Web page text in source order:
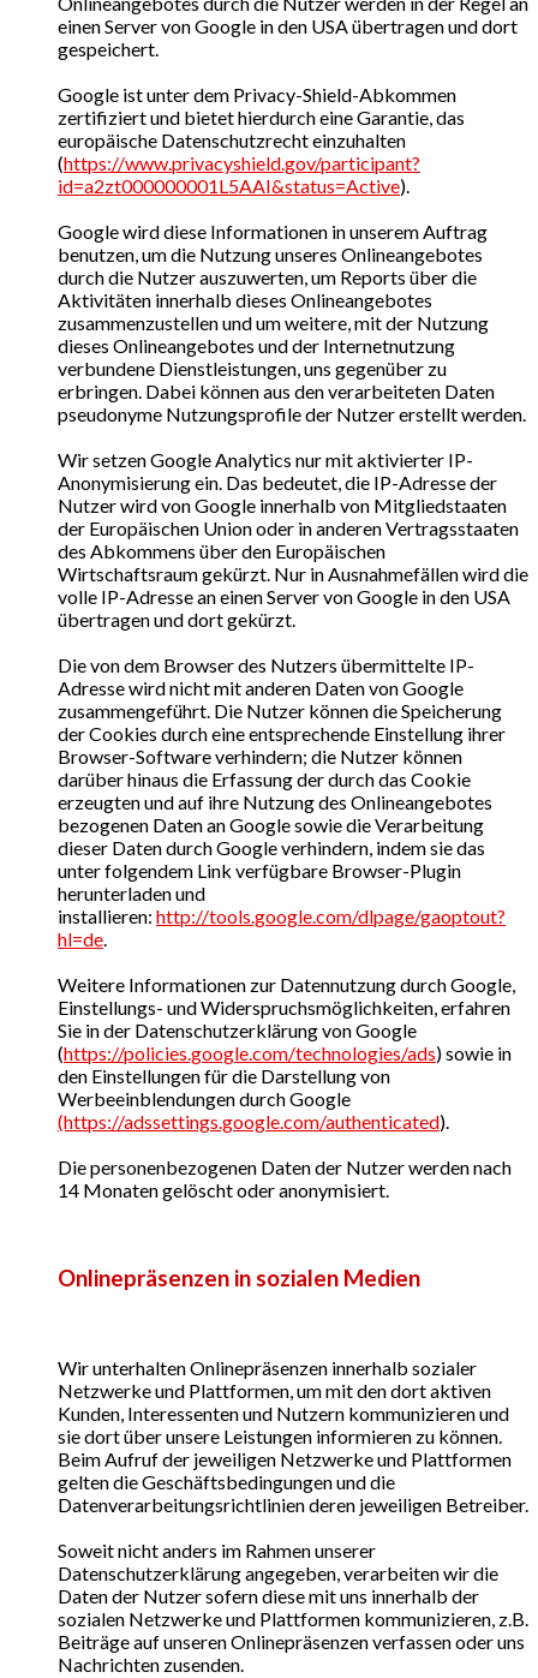
einen Server von Google in den USA übertragen und dort
gespeichert.
Google ist unter dem Privacy-Shield-Abkommen
zertifiziert und bietet hierdurch eine Garantie, das
europäische Datenschutzrecht einzuhalten
(https://www.privacyshield.gov/participant?
id=a2zt000000001L5AAI&status=Active).
Google wird diese Informationen in unserem Auftrag
benutzen, um die Nutzung unseres Onlineangebotes
durch die Nutzer auszuwerten, um Reports über die
Aktivitäten innerhalb dieses Onlineangebotes
zusammenzustellen und um weitere, mit der Nutzung
dieses Onlineangebotes und der Internetnutzung
verbundene Dienstleistungen, uns gegenüber zu
erbringen. Dabei können aus den verarbeiteten Daten
pseudonyme Nutzungsprofile der Nutzer erstellt werden.
Wir setzen Google Analytics nur mit aktivierter IP-
Anonymisierung ein. Das bedeutet, die IP-Adresse der
Nutzer wird von Google innerhalb von Mitgliedstaaten
der Europäischen Union oder in anderen Vertragsstaaten
des Abkommens über den Europäischen
Wirtschaftsraum gekürzt. Nur in Ausnahmefällen wird die
volle IP-Adresse an einen Server von Google in den USA
übertragen und dort gekürzt.
Die von dem Browser des Nutzers übermittelte IP-
Adresse wird nicht mit anderen Daten von Google
zusammengeführt. Die Nutzer können die Speicherung
der Cookies durch eine entsprechende Einstellung ihrer
Browser-Software verhindern; die Nutzer können
darüber hinaus die Erfassung der durch das Cookie
erzeugten und auf ihre Nutzung des Onlineangebotes
bezogenen Daten an Google sowie die Verarbeitung
dieser Daten durch Google verhindern, indem sie das
unter folgendem Link verfügbare Browser-Plugin
herunterladen und
installieren: http://tools.google.com/dlpage/gaoptout?
hl=de
Weitere Informationen zur Datennutzung durch Google,
Einstellungs- und Widerspruchsmöglichkeiten, erfahren
Sie in der Datenschutzerklärung von Google
(https://policies.google.com/technologies/ads) sowie in
den Einstellungen für die Darstellung von
Werbeeinblendungen durch Google
(https://adssettings.google.com/authenticated).
Die personenbezogenen Daten der Nutzer werden nach
14 Monaten gelöscht oder anonymisiert.
Onlinepräsenzen in sozialen Medien
Wir unterhalten Onlinepräsenzen innerhalb sozialer
Netzwerke und Plattformen, um mit den dort aktiven
Kunden, Interessenten und Nutzern kommunizieren und
sie dort über unsere Leistungen informieren zu können.
Beim Aufruf der jeweiligen Netzwerke und Plattformen
gelten die Geschäftsbedingungen und die
Datenverarbeitungsrichtlinien deren jeweiligen Betreiber.
Soweit nicht anders im Rahmen unserer
Datenschutzerklärung angegeben, verarbeiten wir die
Daten der Nutzer sofern diese mit uns innerhalb der
sozialen Netzwerke und Plattformen kommunizieren, z.B.
Beiträge auf unseren Onlinepräsenzen verfassen oder uns
Nachrichten zusenden.